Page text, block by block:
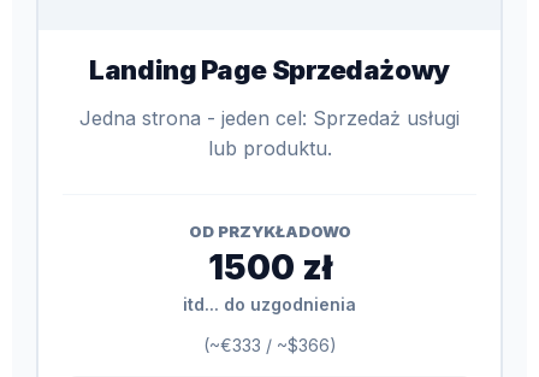
Landing Page Sprzedażowy
Jedna strona - jeden cel: Sprzedaż usługi
lub produktu.
OD PRZYKŁADOWO
1500 zł
itd... do uzgodnienia
(~€333 / ~$366)